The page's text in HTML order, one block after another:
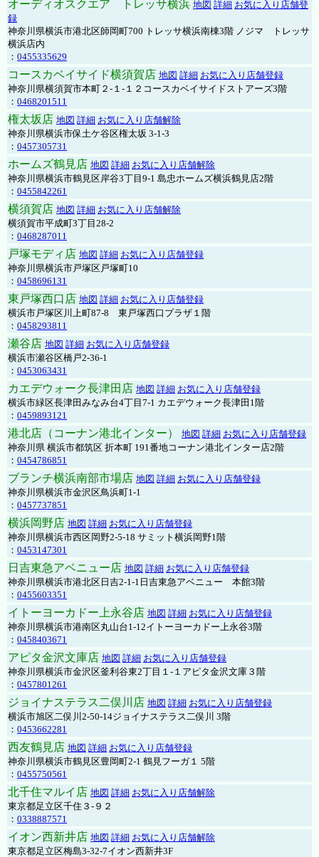
オーディオスクエア トレッサ横浜 地図 詳細 お気に入り店舗登
録
神奈川県横浜市港北区師岡町700 トレッサ横浜南棟3階 ノジマ トレッサ
横浜店内
： 0455335629
コースカベイサイド横須賀店 地図 詳細 お気に入り店舗登録
神奈川県横須賀市本町２-１-１２コースカベイサイドストアーズ3階
： 0468201511
権太坂店 地図 詳細 お気に入り店舗解除
神奈川県横浜市保土ケ谷区権太坂 3-1-3
： 0457305731
ホームズ鶴見店 地図 詳細 お気に入り店舗解除
神奈川県横浜市鶴見区岸谷3丁目9-1 島忠ホームズ横浜鶴見店2階
： 0455842261
横須賀店 地図 詳細 お気に入り店舗解除
横須賀市平成町3丁目28-2
： 0468287011
戸塚モディ店 地図 詳細 お気に入り店舗登録
神奈川県横浜市戸塚区戸塚町10
： 0458696131
東戸塚西口店 地図 詳細 お気に入り店舗登録
横浜市戸塚区川上町87-8 東戸塚西口プラザ１階
： 0458293811
瀬谷店 地図 詳細 お気に入り店舗登録
横浜市瀬谷区橋戸2-36-1
： 0453063431
カエデウォーク長津田店 地図 詳細 お気に入り店舗登録
横浜市緑区長津田みなみ台4丁目7-1 カエデウォーク長津田1階
： 0459893121
港北店（コーナン港北インター） 地図 詳細 お気に入り店舗登録
神奈川県 横浜市都筑区 折本町 191番地コーナン港北インター店2階
： 0454786851
ブランチ横浜南部市場店 地図 詳細 お気に入り店舗登録
神奈川県横浜市金沢区鳥浜町1-1
： 0457737851
横浜岡野店 地図 詳細 お気に入り店舗登録
神奈川県横浜市西区岡野2-5-18 サミット横浜岡野1階
： 0453147301
日吉東急アベニュー店 地図 詳細 お気に入り店舗登録
神奈川県横浜市港北区日吉2-1-1日吉東急アベニュー 本館3階
： 0455603351
イトーヨーカドー上永谷店 地図 詳細 お気に入り店舗登録
神奈川県横浜市港南区丸山台1-12イトーヨーカドー上永谷3階
： 0458403671
アピタ金沢文庫店 地図 詳細 お気に入り店舗登録
神奈川県横浜市金沢区釜利谷東2丁目１-１アピタ金沢文庫３階
： 0457801261
ジョイナステラス二俣川店 地図 詳細 お気に入り店舗登録
横浜市旭区二俣川2-50-14ジョイナステラス二俣川 3階
： 0453662281
西友鶴見店 地図 詳細 お気に入り店舗登録
神奈川県横浜市鶴見区豊岡町2-1 鶴見フーガ１ 5階
： 0455750561
北千住マルイ店 地図 詳細 お気に入り店舗解除
東京都足立区千住３-９２
： 0338887571
イオン西新井店 地図 詳細 お気に入り店舗解除
東京都足立区梅島3-32-7イオン西新井3F